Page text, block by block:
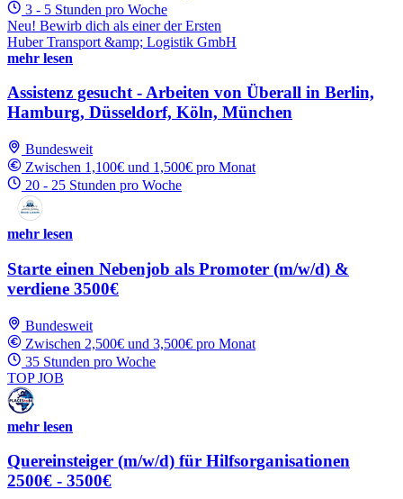
3 - 5 Stunden pro Woche
Neu! Bewirb dich als einer der Ersten
Huber Transport &amp; Logistik GmbH
mehr lesen
Assistenz gesucht - Arbeiten von Überall in Berlin,
Hamburg, Düsseldorf, Köln, München
Bundesweit
Zwischen 1,100€ und 1,500€ pro Monat
20 - 25 Stunden pro Woche
mehr lesen
Starte einen Nebenjob als Promoter (m/w/d) &
verdiene 3500€
Bundesweit
Zwischen 2,500€ und 3,500€ pro Monat
35 Stunden pro Woche
TOP JOB
mehr lesen
Quereinsteiger (m/w/d) für Hilfsorganisationen
2500€ - 3500€